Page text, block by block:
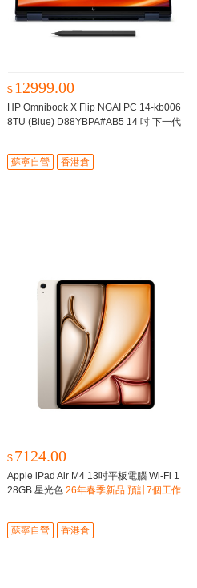
$ 12999.00
HP Omnibook X Flip NGAI PC 14-kb006
8TU (Blue) D88YBPA#AB5 14 吋 下一代
蘇寧自營
香港倉
$ 7124.00
Apple iPad Air M4 13吋平板電腦 Wi‑Fi 1
28GB 星光色 26年春季新品 預計7個工作
蘇寧自營 香港倉